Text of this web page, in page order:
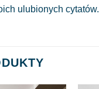
ulubionych cytatów.